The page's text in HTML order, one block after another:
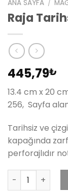
ANA SAYFA /
Raja
445,79₺
13.4 cm x 20
256, Sayfa
Tarihsiz ve
kapağında zarf
perforajlıdır
Raja Tarihsiz